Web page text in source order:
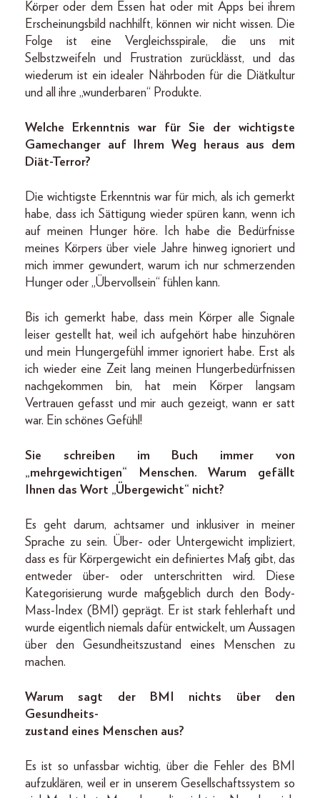
Körper oder dem Essen hat oder mit Apps bei ihrem
Erscheinungsbild nachhilft, können wir nicht wissen. Die
Folge ist eine Vergleichsspirale, die uns mit
Selbstzweifeln und Frustration zurücklässt, und das
wiederum ist ein idealer Nährboden für die Diätkultur
und all ihre „wunderbaren“ Produkte.
Welche Erkenntnis war für Sie der wichtigste
Gamechanger auf Ihrem Weg heraus aus dem
Diät-Terror?
Die wichtigste Erkenntnis war für mich, als ich gemerkt
habe, dass ich Sättigung wieder spüren kann, wenn ich
auf meinen Hunger höre. Ich habe die Bedürfnisse
meines Körpers über viele Jahre hinweg ignoriert und
mich immer gewundert, warum ich nur schmerzenden
Hunger oder „Übervollsein“ fühlen kann.
Bis ich gemerkt habe, dass mein Körper alle Signale
leiser gestellt hat, weil ich aufgehört habe hinzuhören
und mein Hungergefühl immer ignoriert habe. Erst als
ich wieder eine Zeit lang meinen Hungerbedürfnissen
nachgekommen bin, hat mein Körper langsam
Vertrauen gefasst und mir auch gezeigt, wann er satt
war. Ein schönes Gefühl!
Sie schreiben im Buch immer von
„mehrgewichtigen“ Menschen. Warum gefällt
Ihnen das Wort „Übergewicht“ nicht?
Es geht darum, achtsamer und inklusiver in meiner
Sprache zu sein. Über- oder Untergewicht impliziert,
dass es für Körpergewicht ein definiertes Maß gibt, das
entweder über- oder unterschritten wird. Diese
Kategorisierung wurde maßgeblich durch den Body-
Mass-Index (BMI) geprägt. Er ist stark fehlerhaft und
wurde eigentlich niemals dafür entwickelt, um Aussagen
über den Gesundheitszustand eines Menschen zu
machen.
Warum sagt der BMI nichts über den
Gesundheits-
zustand eines Menschen aus?
Es ist so unfassbar wichtig, über die Fehler des BMI
aufzuklären, weil er in unserem Gesellschaftssystem so